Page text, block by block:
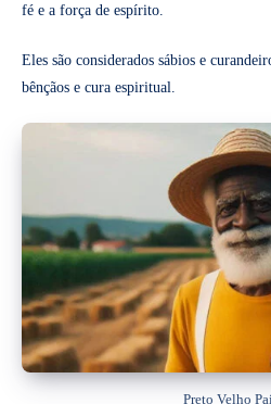
fé e a força de espírito.
Eles são considerados sábios e
bênçãos e cura espiritual.
Preto Velho